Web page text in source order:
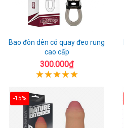
Bao đôn dên có quay đeo rung
cao cấp
300.000₫
-15%